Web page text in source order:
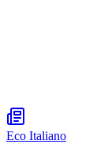
Eco Italiano